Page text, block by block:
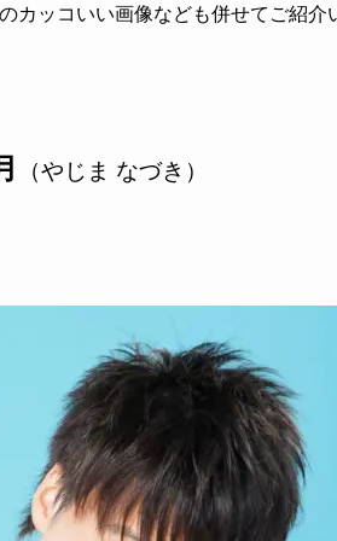
カッコいい画像なども併せてご紹介
（やじま なづき）